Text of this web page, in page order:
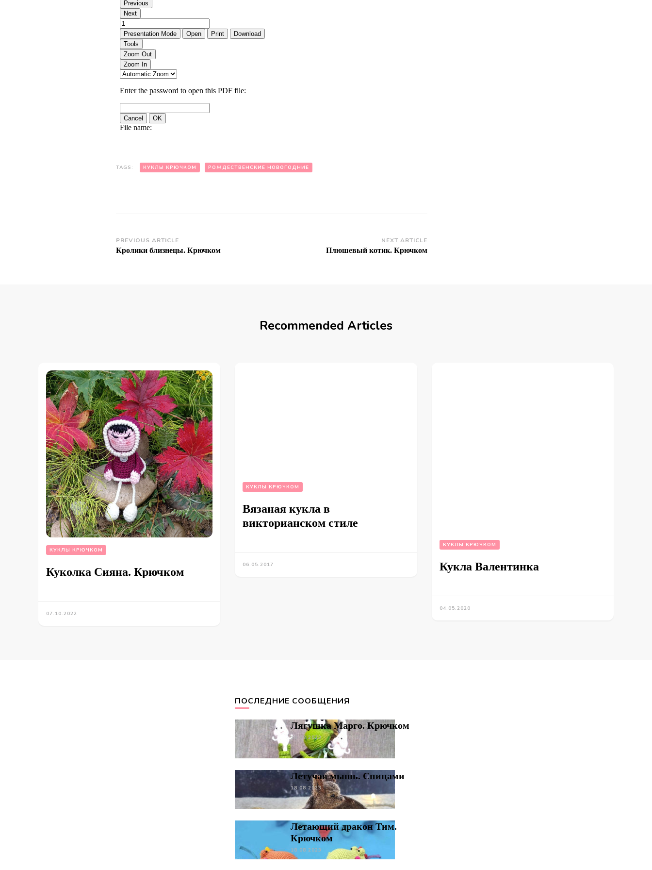
TAGS: КУКЛЫ КРЮЧКОМ РОЖДЕСТВЕНСКИЕ НОВОГОДНИЕ
Post
Navigation
PREVIOUS ARTICLE
Кролики близнецы. Крючком
NEXT ARTICLE
Плюшевый котик. Крючком
Recommended Articles
КУКЛЫ КРЮЧКОМ
Куколка Сияна. Крючком
07.10.2022
КУКЛЫ КРЮЧКОМ
Вязаная кукла в
викторианском стиле
06.05.2017
КУКЛЫ КРЮЧКОМ
Кукла Валентинка
04.05.2020
ПОСЛЕДНИЕ СООБЩЕНИЯ
Лягушка Марго. Крючком
18.08.2023
Летучая мышь. Спицами
18.08.2023
Летающий дракон Тим.
Крючком
18.08.2023